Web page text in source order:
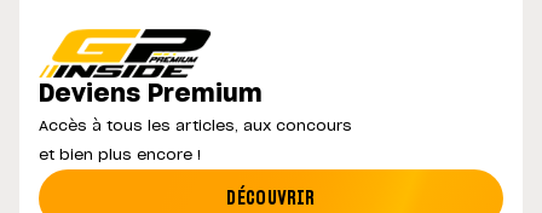
Deviens Premium
Accès à tous les articles, aux concours
et bien plus encore !
DÉCOUVRIR